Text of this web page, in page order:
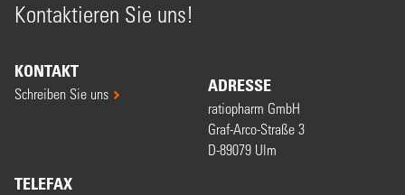
Kontaktieren Sie uns!
KONTAKT
Schreiben Sie uns ADRESSE
ratiopharm GmbH
Graf-Arco-Straße 3
D-89079 Ulm
TELEFAX